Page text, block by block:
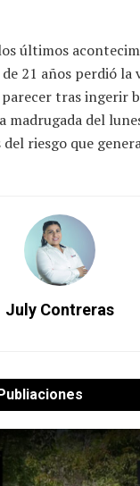
últimos
21 años perdió la
tras ingerir
madrugada del
riesgo que
July Contreras